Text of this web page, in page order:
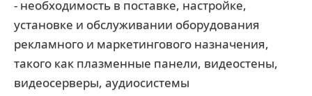
- необходимость в поставке, настройке,
установке и обслуживании оборудования
рекламного и маркетингового назначения,
такого как плазменные панели, видеостены,
видеосерверы, аудиосистемы